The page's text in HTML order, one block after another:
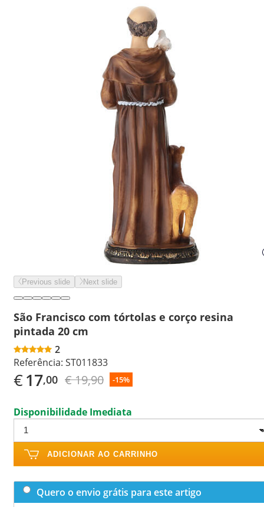
Previous slide Next slide
São Francisco com tórtolas e corço resina
pintada 20 cm
2
Referência: ST011833
€17,00 € 19,90 -15%
Disponibilidade Imediata
ADICIONAR AO CARRINHO
Quero o envio grátis para este artigo